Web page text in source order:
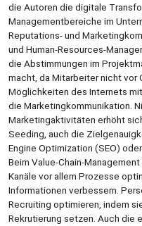
die Autoren die digitale
Managementbereiche im
Reputations- und
und Human-Resources-
die Abstimmungen im
macht, da Mitarbeiter nicht vor
Möglichkeiten des Internets
die Marketingkommunikation.
Marketingaktivitäten erhöht
Seeding, auch die
Engine Optimization (SEO)
Beim Value-Chain-
Kanäle vor allem Prozesse
Informationen verbessern.
Recruiting optimieren, indem
Rekrutierung setzen. Auch die